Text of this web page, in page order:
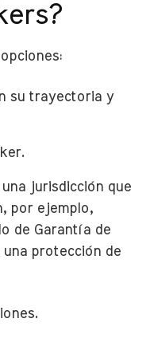
su trayectoria y
jurisdicción que
por ejemplo,
de Garantía de
una protección de